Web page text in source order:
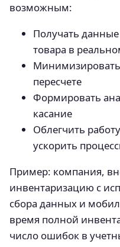
возможным:
Получать
товара в
пересчете
Формировать
касание
Облегчить
ускорить
Пример: компания,
инвентаризацию с
сбора данных и
время полной
число ошибок в